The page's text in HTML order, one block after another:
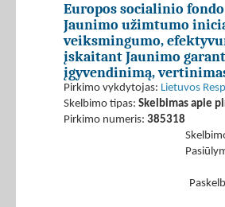
Europos socialinio
Jaunimo užimtumo
veiksmingumo,
įskaitant Jaunimo
įgyvendinimą,
Pirkimo vykdytojas: Lietuvos
Skelbimo tipas: Skelbimas apie
Pirkimo numeris: 385318